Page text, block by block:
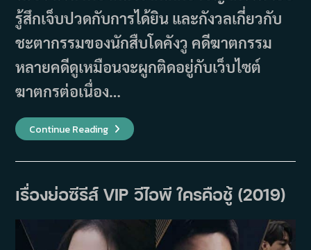
รู้สึกเจ็บปวดกับการได้ยิน และกังวลเกี่ยวกับ
ชะตากรรมของนักสืบโดคังวู คดีฆาตกรรม
หลายคดีดูเหมือนจะผูกติดอยู่กับเว็บไซต์
ฆาตกรต่อเนื่อง…
Continue Readingเรื่อง
ย่อ
สาย
ด่วน
เรื่องย่อซีรีส์ VIP วีไอพี ใครคือชู้ (2019)